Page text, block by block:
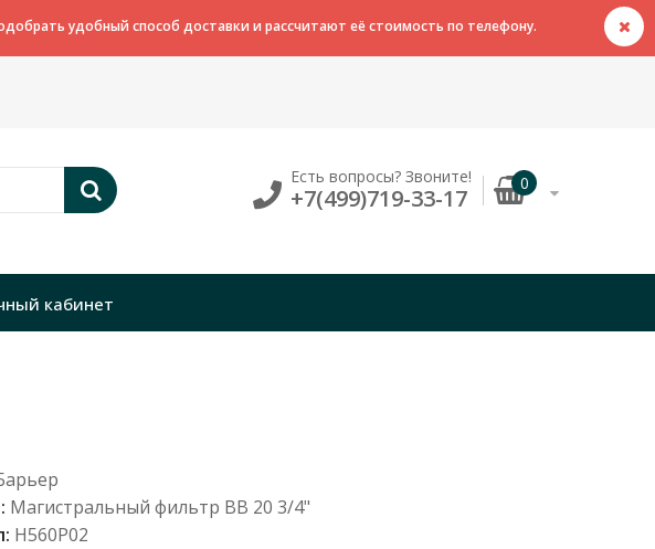
удобный способ доставки и рассчитают её стоимость по телефону.
Есть вопросы? Звоните!
+7(499)719-33-17
0
кабинет
Магистральный фильтр BB 20 3/4"
Н560Р02